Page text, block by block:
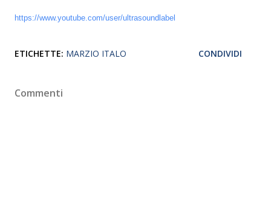
https://www.youtube.com/user/ultrasoundlabel
ETICHETTE: MARZIO ITALO CONDIVIDI
Commenti